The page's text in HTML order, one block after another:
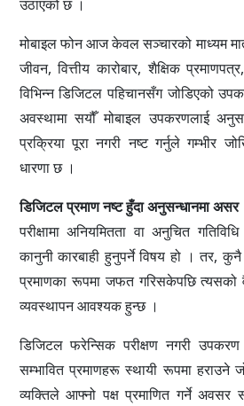
उठाएको छ ।
मोबाइल फोन आज केवल सञ्चारको माध्यम
जीवन, वित्तीय कारोबार, शैक्षिक
विभिन्न डिजिटल पहिचानसँग जोडिएको
अवस्थामा सयौँ मोबाइल उपकरणलाई
प्रक्रिया पूरा नगरी नष्ट गर्नुले गम्भीर
धारणा छ ।
डिजिटल प्रमाण नष्ट हुँदा अनुसन्धानमा असर
परीक्षामा अनियमितता वा अनुचित
कानुनी कारबाही हुनुपर्ने विषय हो । तर,
प्रमाणका रूपमा जफत गरिसकेपछि त्यसको
व्यवस्थापन आवश्यक हुन्छ ।
डिजिटल फरेन्सिक परीक्षण नगरी उपकरण
सम्भावित प्रमाणहरू स्थायी रूपमा हराउने
व्यक्तिले आफ्नो पक्ष प्रमाणित गर्ने